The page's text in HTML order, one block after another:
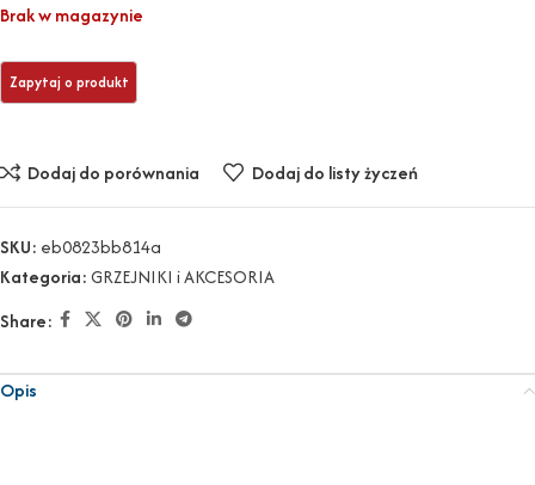
Brak w magazynie
Dodaj do porównania Dodaj do listy życzeń
SKU: eb0823bb814a
Kategoria:GRZEJNIKI i AKCESORIA
Share:
Opis